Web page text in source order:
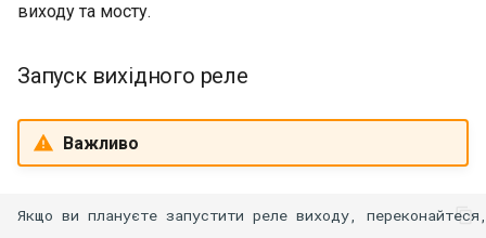
виходу та мосту.
Запуск вихідного реле
Важливо
Якщо ви плануєте запустити реле виходу,